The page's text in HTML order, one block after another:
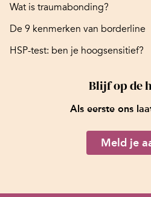
Wat is traumabonding?
De 9 kenmerken van borderline
HSP-test: ben je hoogsensitief?
Blijf op de
Als eerste ons
Meld je